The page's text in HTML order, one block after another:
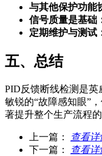
与其他保护功能
信号质量是基础
定期维护与测试
五、总结
PID反馈断线检测是英
敏锐的“故障感知眼”
著提升整个生产流程
上一篇： 查看
下一篇：
查看